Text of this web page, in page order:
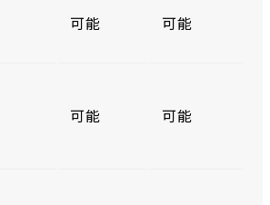
可能 可能
可能 可能